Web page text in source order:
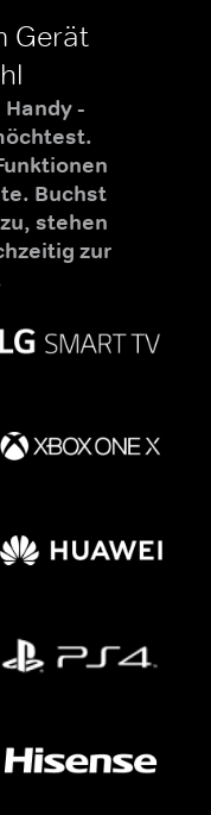
Gerät
-
Buchst
stehen
zur